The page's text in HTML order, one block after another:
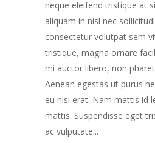
neque eleifend tristique at
aliquam in nisl nec
consectetur volutpat sem
tristique, magna ornare
mi auctor libero, non
Aenean egestas ut purus
eu nisi erat. Nam mattis id
mattis. Suspendisse eget
ac vulputate...